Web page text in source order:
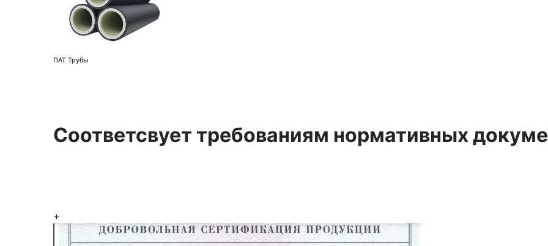
ПАТ Трубы
Соответсвует требованиям нормативных
+